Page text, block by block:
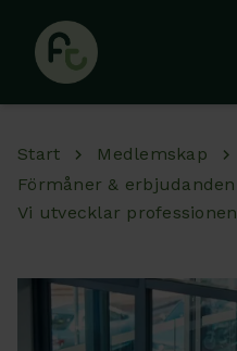
Start Medlemskap
Förmåner & erbjudanden
Vi utvecklar professionen